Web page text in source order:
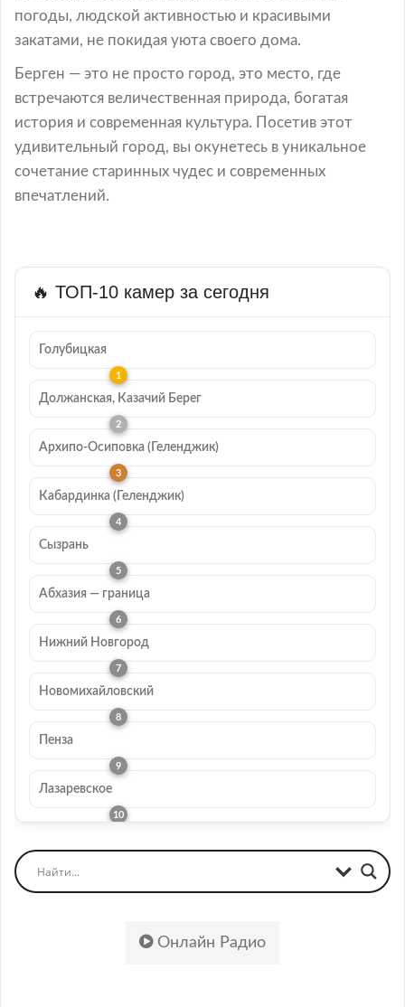
погоды, людской активностью и красивыми
закатами, не покидая уюта своего дома.
Берген — это не просто город, это место, где
встречаются величественная природа, богатая
история и современная культура. Посетив этот
удивительный город, вы окунетесь в уникальное
сочетание старинных чудес и современных
впечатлений.
🔥 ТОП-10 камер за сегодня
Голубицкая
Должанская, Казачий Берег
Архипо-Осиповка (Геленджик)
Кабардинка (Геленджик)
Сызрань
Абхазия — граница
Нижний Новгород
Новомихайловский
Пенза
Лазаревское
Онлайн Радио